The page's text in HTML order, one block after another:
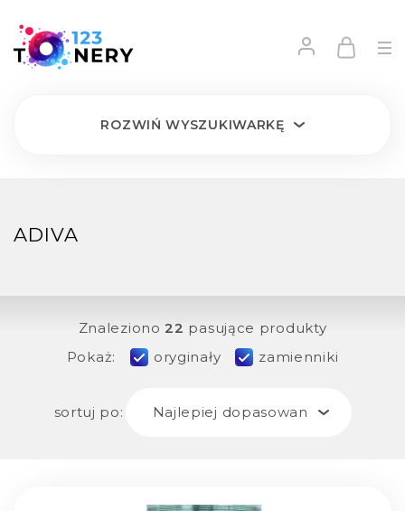
ROZWIŃ WYSZUKIWARKĘ
ADIVA
Znaleziono22 pasujące produkty
Pokaż:
oryginały zamienniki
sortuj po: Najlepiej dopasowane